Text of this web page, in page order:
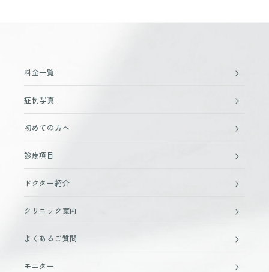
料金一覧
症例写真
初めての方へ
診療項目
ドクター紹介
クリニック案内
よくあるご質問
モニター